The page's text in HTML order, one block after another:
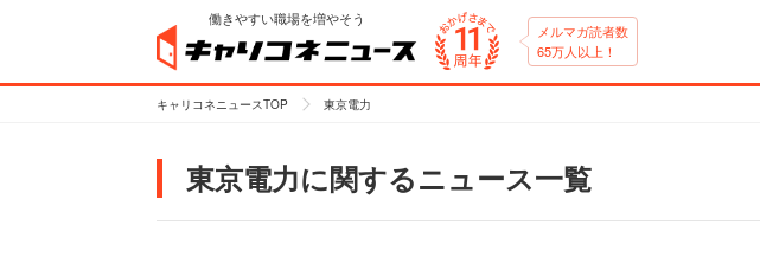
働きやすい職場を増やそう
メルマガ読者数
65万人以上！
キャリコネニュースTOP 東京電力
東京電力に関するニュース一覧